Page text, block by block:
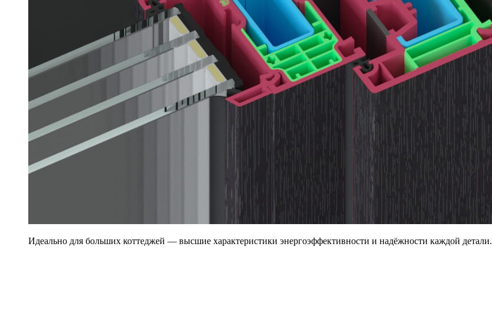
Идеально для больших коттеджей — высшие характеристики энергоэффективности и надёжности каждой детали.